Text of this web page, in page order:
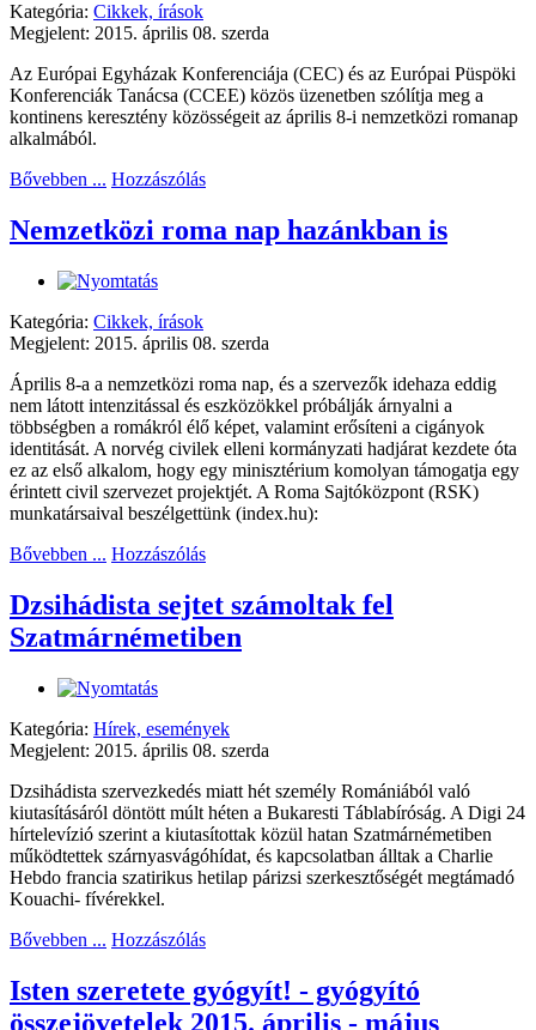
Kategória: Cikkek, írások
Megjelent: 2015. április 08. szerda
Az Európai Egyházak Konferenciája (CEC) és az Európai Püspöki
Konferenciák Tanácsa (CCEE) közös üzenetben szólítja meg a
kontinens keresztény közösségeit az április 8-i nemzetközi romanap
alkalmából.
Bővebben ... Hozzászólás
Nemzetközi roma nap hazánkban is
Kategória: Cikkek, írások
Megjelent: 2015. április 08. szerda
Április 8-a a nemzetközi roma nap, és a szervezők idehaza eddig
nem látott intenzitással és eszközökkel próbálják árnyalni a
többségben a romákról élő képet, valamint erősíteni a cigányok
identitását. A norvég civilek elleni kormányzati hadjárat kezdete óta
ez az első alkalom, hogy egy minisztérium komolyan támogatja egy
érintett civil szervezet projektjét. A Roma Sajtóközpont (RSK)
munkatársaival beszélgettünk (index.hu):
Bővebben ... Hozzászólás
Dzsihádista sejtet számoltak fel
Szatmárnémetiben
Kategória: Hírek, események
Megjelent: 2015. április 08. szerda
Dzsihádista szervezkedés miatt hét személy Romániából való
kiutasításáról döntött múlt héten a Bukaresti Táblabíróság. A Digi 24
hírtelevízió szerint a kiutasítottak közül hatan Szatmárnémetiben
működtettek szárnyasvágóhídat, és kapcsolatban álltak a Charlie
Hebdo francia szatirikus hetilap párizsi szerkesztőségét megtámadó
Kouachi- fívérekkel.
Bővebben ... Hozzászólás
Isten szeretete gyógyít! - gyógyító
összejövetelek 2015. április - május